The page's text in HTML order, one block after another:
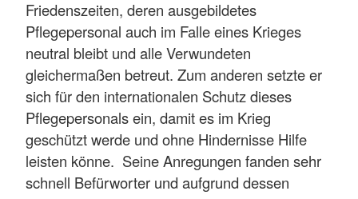
Friedenszeiten, deren ausgebildetes
Pflegepersonal auch im Falle eines Krieges
neutral bleibt und alle Verwundeten
gleichermaßen betreut. Zum anderen setzte er
sich für den internationalen Schutz dieses
Pflegepersonals ein, damit es im Krieg
geschützt werde und ohne Hindernisse Hilfe
leisten könne. Seine Anregungen fanden sehr
schnell Befürworter und aufgrund dessen